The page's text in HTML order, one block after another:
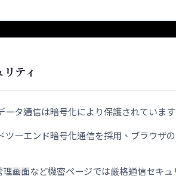
ティ
タ通信は暗号化により保護されています
ツーエンド暗号化通信を採用、ブラウザ
画面など機密ページでは厳格通信セキ